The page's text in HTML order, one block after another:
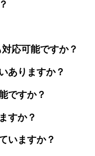
応可能ですか？
ありますか？
ですか？
すか？
いますか？